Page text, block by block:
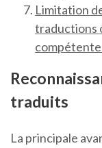
Limitation
traductions
traduits
La principale